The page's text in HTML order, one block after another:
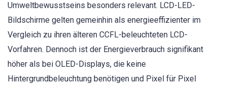
Umweltbewusstseins besonders relevant. LCD-LED-
Bildschirme gelten gemeinhin als energieeffizienter im
Vergleich zu ihren älteren CCFL-beleuchteten LCD-
Vorfahren. Dennoch ist der Energieverbrauch signifikant
höher als bei OLED-Displays, die keine
Hintergrundbeleuchtung benötigen und Pixel für Pixel